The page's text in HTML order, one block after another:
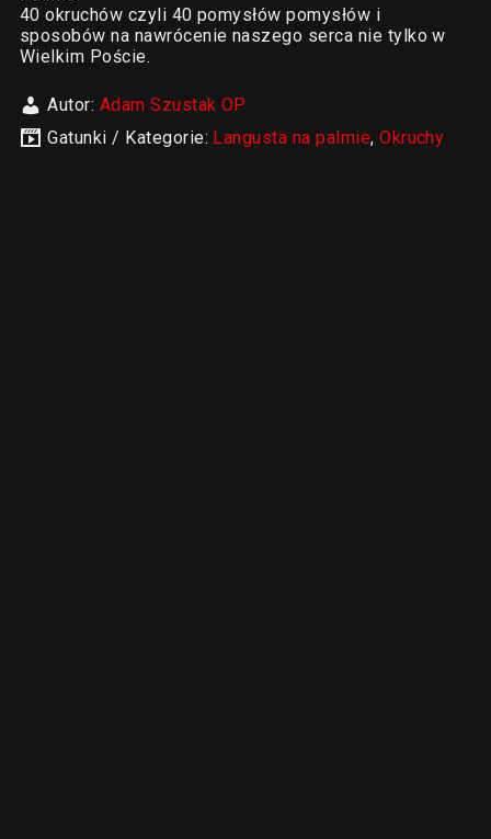
40 okruchów czyli 40 pomysłów pomysłów i
sposobów na nawrócenie naszego serca nie tylko w
Wielkim Poście.
Autor: Adam Szustak OP
Gatunki / Kategorie: Langusta na palmie,Okruchy